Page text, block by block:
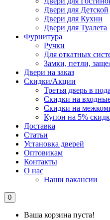
Двери для Детской
Двери для Кухни
Двери для Туалета
Фурнитура
Ручки
Для откатных
Замки, петли,
Двери на заказ
Скидки/Акции
Третья дверь в
Скидки на
Скидки на
Купон на 5%
Доставка
Статьи
Установка дверей
Оптовикам
Контакты
О нас
Наши вакансии
0
Ваша корзина пуста!